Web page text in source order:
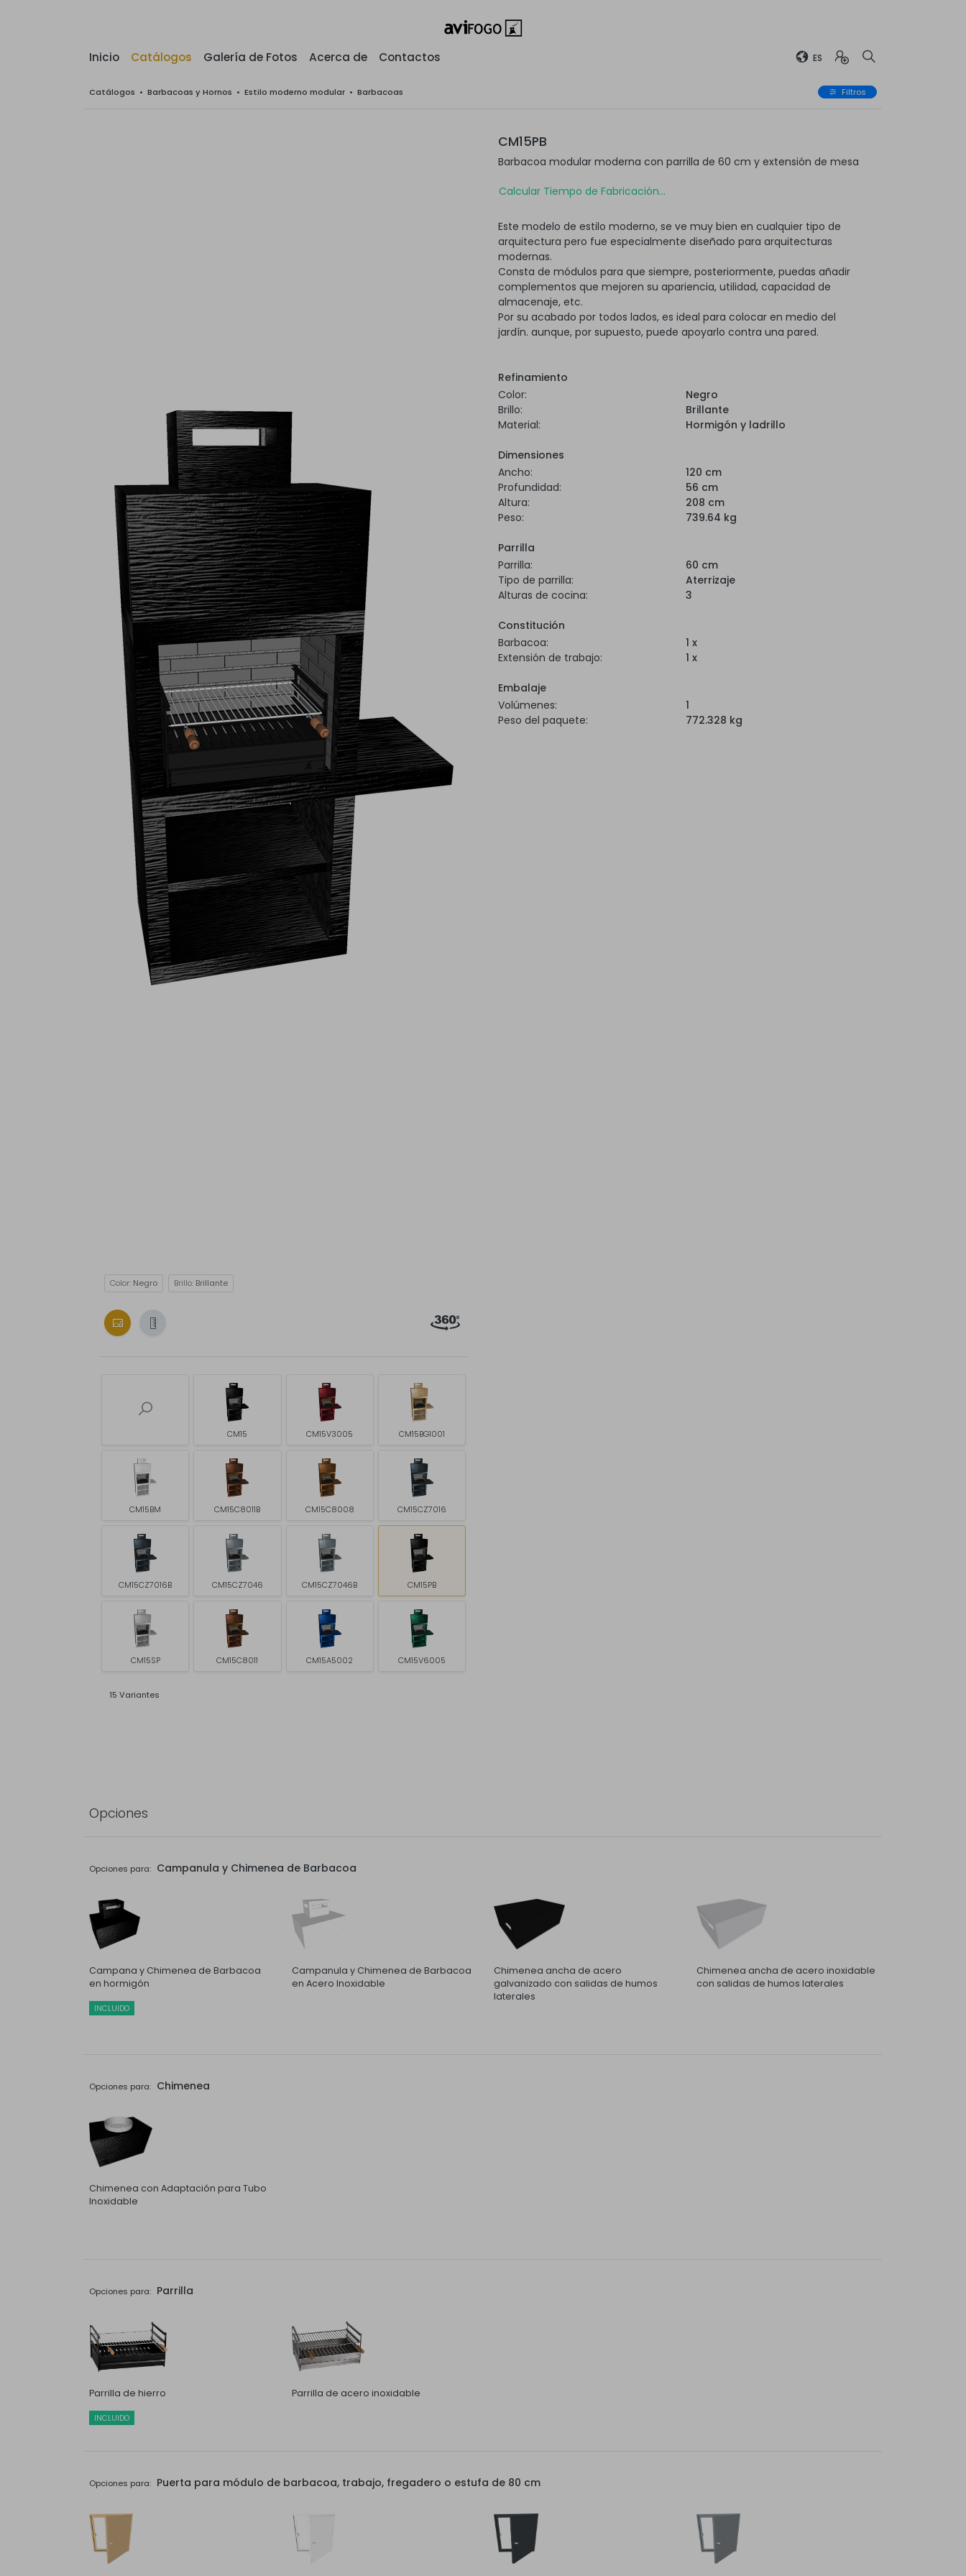
Inicio Catálogos Galería de Fotos Acerca de Contactos ES
Catálogos • Barbacoas y Hornos • Estilo moderno modular • Barbacoas Filtros
Color: Negro Brillo: Brillante
CM15 CM15V3005 CM15BG1001
CM15BM CM15C8011B CM15C8008 CM15CZ7016
CM15CZ7016B CM15CZ7046 CM15CZ7046B CM15PB
CM15SP CM15C8011 CM15A5002 CM15V6005
15 Variantes
CM15PB
Barbacoa modular moderna con parrilla de 60 cm y extensión de mesa
Calcular Tiempo de Fabricación...
Este modelo de estilo moderno, se ve muy bien en cualquier tipo de
arquitectura pero fue especialmente diseñado para arquitecturas
modernas.
Consta de módulos para que siempre, posteriormente, puedas añadir
complementos que mejoren su apariencia, utilidad, capacidad de
almacenaje, etc.
Por su acabado por todos lados, es ideal para colocar en medio del
jardín. aunque, por supuesto, puede apoyarlo contra una pared.
Refinamiento
Color:
Negro
Brillo:
Brillante
Material:
Hormigón y ladrillo
Dimensiones
Ancho:
120 cm
Profundidad:
56 cm
Altura:
208 cm
Peso:
739.64 kg
Parrilla
Parrilla:
60 cm
Tipo de parrilla:
Aterrizaje
Alturas de cocina:
3
Constitución
Barbacoa:
1 x
Extensión de trabajo:
1 x
Embalaje
Volúmenes:
1
Peso del paquete:
772.328 kg
Opciones
Opciones para: Campanula y Chimenea de Barbacoa
Campana y Chimenea de Barbacoa
en hormigón
INCLUIDO
Campanula y Chimenea de Barbacoa
en Acero Inoxidable
Chimenea ancha de acero
galvanizado con salidas de humos
laterales
Chimenea ancha de acero inoxidable
con salidas de humos laterales
Opciones para: Chimenea
Chimenea con Adaptación para Tubo
Inoxidable
Opciones para: Parrilla
Parrilla de hierro
INCLUIDO
Parrilla de acero inoxidable
Opciones para: Puerta para módulo de barbacoa, trabajo, fregadero o estufa de 80 cm